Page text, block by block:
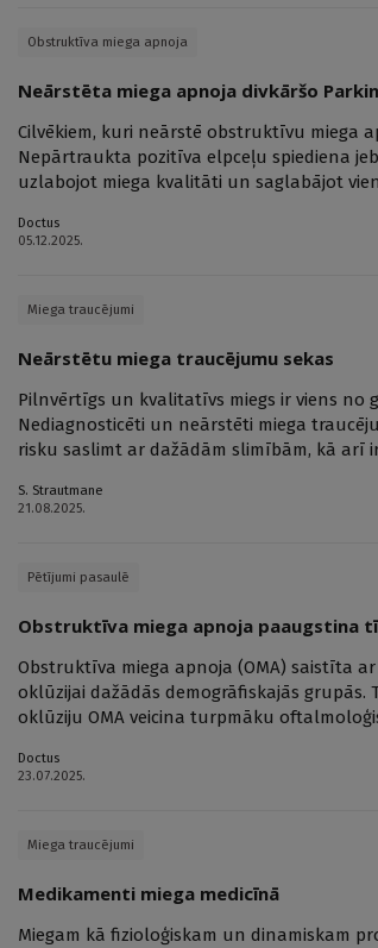
Obstruktīva miega apnoja
Neārstēta miega apnoja divkāršo
Cilvēkiem, kuri neārstē obstruktīvu miega
Nepārtraukta pozitīva elpceļu spiediena
uzlabojot miega kvalitāti un saglabājot
Doctus
05.12.2025.
Miega traucējumi
Neārstētu miega traucējumu sekas
Pilnvērtīgs un kvalitatīvs miegs ir viens no
Nediagnosticēti un neārstēti miega
risku saslimt ar dažādām slimībām, kā arī
S. Strautmane
21.08.2025.
Pētījumi pasaulē
Obstruktīva miega apnoja paaugstina
Obstruktīva miega apnoja (OMA) saistīta
oklūzijai dažādās demogrāfiskajās
oklūziju OMA veicina turpmāku
Doctus
23.07.2025.
Miega traucējumi
Medikamenti miega medicīnā
Miegam kā fizioloģiskam un dinamiskam